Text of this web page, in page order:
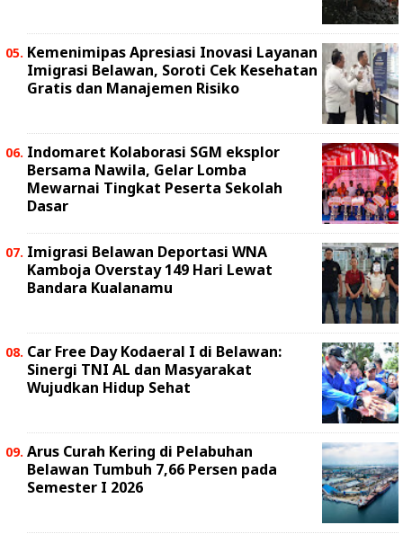
Kemenimipas Apresiasi Inovasi Layanan
Imigrasi Belawan, Soroti Cek Kesehatan
Gratis dan Manajemen Risiko
Indomaret Kolaborasi SGM eksplor
Bersama Nawila, Gelar Lomba
Mewarnai Tingkat Peserta Sekolah
Dasar
Imigrasi Belawan Deportasi WNA
Kamboja Overstay 149 Hari Lewat
Bandara Kualanamu
Car Free Day Kodaeral I di Belawan:
Sinergi TNI AL dan Masyarakat
Wujudkan Hidup Sehat
Arus Curah Kering di Pelabuhan
Belawan Tumbuh 7,66 Persen pada
Semester I 2026